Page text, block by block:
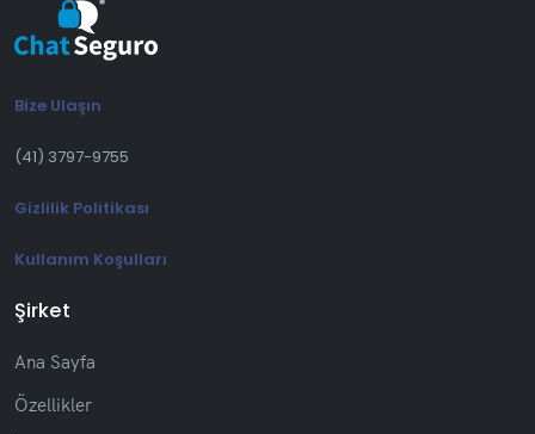
Bize Ulaşın
(41) 3797-9755
Gizlilik Politikası
Kullanım Koşulları
Şirket
Ana Sayfa
Özellikler